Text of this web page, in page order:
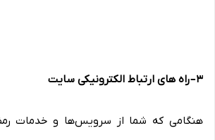
۳–راه های ارتباط الکترونیکی سایت
هنگامی که شما از سرویس‌‏ها و خدمات